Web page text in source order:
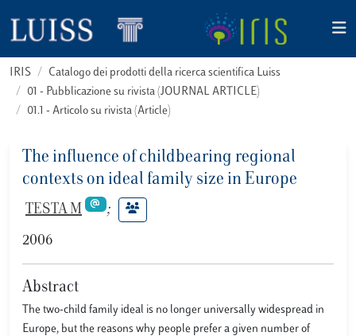
IRIS
Catalogo dei prodotti della ricerca scientifica Luiss
01 - Pubblicazione su rivista (JOURNAL ARTICLE)
01.1 - Articolo su rivista (Article)
The influence of childbearing regional
contexts on ideal family size in Europe
TESTA M ;
2006
Abstract
The two-child family ideal is no longer universally widespread in
Europe, but the reasons why people prefer a given number of